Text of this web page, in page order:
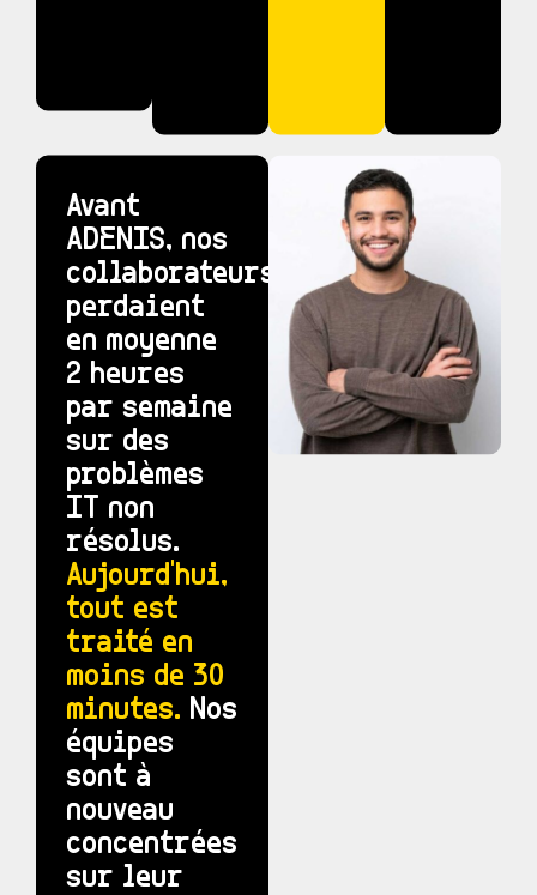
Avant
ADENIS, nos
collaborateurs
perdaient
en moyenne
2 heures
par semaine
sur des
problèmes
IT non
résolus.
Aujourd'hui,
tout est
traité en
moins de 30
minutes. Nos
équipes
sont à
nouveau
concentrées
sur leur